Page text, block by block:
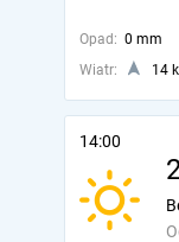
Opad: 0 mm
Wiatr:
14
14:00